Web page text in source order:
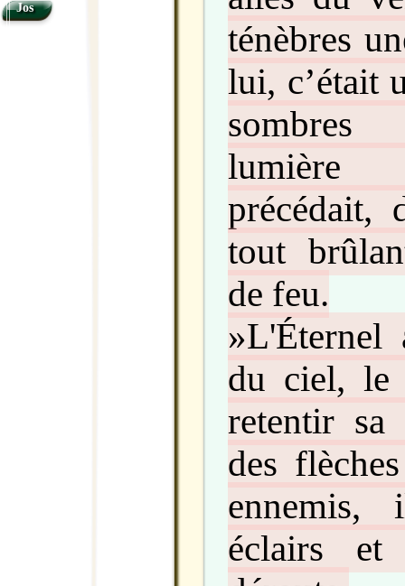
ténèbres
lui, c’était
lumière
précédait,
tout
de feu.
»L'Éternel
du ciel, le
retentir
des
éclairs
Jos